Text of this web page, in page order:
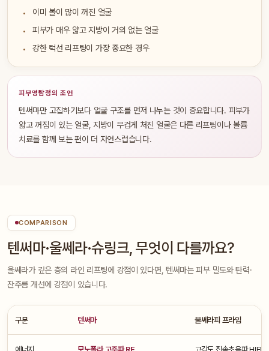
이미 볼이 많이 꺼진 얼굴
피부가 매우 얇고 지방이 거의 없는 얼굴
강한 턱선 리프팅이 가장 중요한 경우
피부명탐정의 조언
텐써마만 고집하기보다 얼굴 구조를 먼저 나누는 것이 중요합니다. 피부가
얇고 꺼짐이 있는 얼굴, 지방이 무겁게 처진 얼굴은 다른 리프팅이나 볼륨
치료를 함께 보는 편이 더 자연스럽습니다.
COMPARISON
텐써마·울쎄라·슈링크, 무엇이 다를까요?
울쎄라가 깊은 층의 라인 리프팅에 강점이 있다면, 텐써마는 피부 밀도와 탄력·
잔주름 개선에 강점이 있습니다.
구분 텐써마 울쎄라피 프라임
에너지 모노폴라 고주파 RF 고강도 집속초음파 HIFU